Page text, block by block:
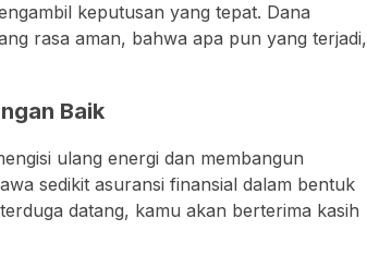
keputusan yang tepat. Dana
rasa aman, bahwa apa pun yang terjadi,
Baik
ulang energi dan membangun
sedikit asuransi finansial dalam bentuk
datang, kamu akan berterima kasih